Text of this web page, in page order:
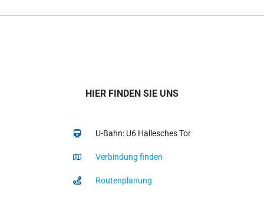
HIER FINDEN SIE UNS
U-Bahn: U6 Hallesches Tor
Verbindung finden
Routenplanung